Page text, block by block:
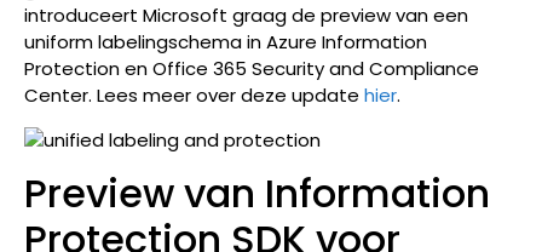
introduceert Microsoft graag de preview van een
uniform labelingschema in Azure Information
Protection en Office 365 Security and Compliance
Center. Lees meer over deze update hier.
Preview van Information
Protection SDK voor